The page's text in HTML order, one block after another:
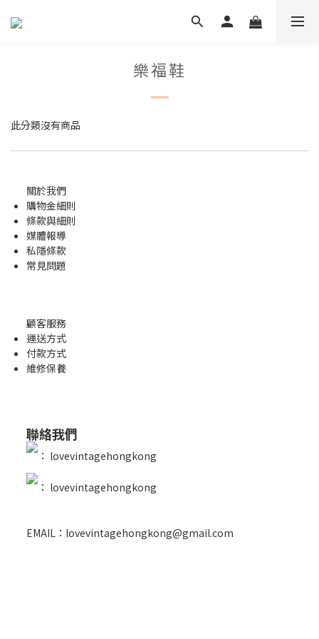
樂福鞋
此分類沒有商品
關於我們
購物金細則
條款與細則
媒體報導
私隱條款
常見問題
顧客服務
運送方式
付款方式
維修保養
聯絡我們
： lovevintagehongkong
： lovevintagehongkong
EMAIL：lovevintagehongkong@gmail.com